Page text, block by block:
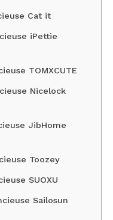
Cat it
iPettie
TOMXCUTE
Nicelock
JibHome
Toozey
SUOXU
Sailosun